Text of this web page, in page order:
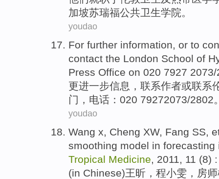
加坡苏瑞福公共卫生学院。
youdao
For further information, or to
contact the London School of
Press Office on 020 7927
更进一步信息 ， 联系作者或联系
门 ，电话：020 79272073/2802
youdao
Wang x, Cheng XW, Fang SS,
smoothing model in forecasting
Tropical Medicine , 2011, 11 (8)
(in Chinese)王昕 ，程小雯，房